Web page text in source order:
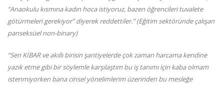
“Anaokulu kısmına kadın hoca istiyoruz, bazen öğrencileri tuvalete
götürmeleri gerekiyor” diyerek reddettiler.” (Eğitim sektöründe çalışan
panseksüel non-binary)
“Sen KİBAR ve akıllı birisin şantiyelerde çok zaman harcama kendine
yazık etme gibi bir söylemle karşılaştım bu iş tanımı için kaba olmam
istenmiyorken bana cinsel yönelimlerim üzerinden bu mesleğe